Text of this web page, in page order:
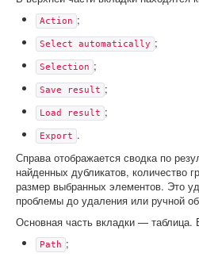
Action ;
Select automatically ;
Selection ;
Save result ;
Load result ;
Export .
Справа отображается сводка по
найденных дубликатов, количество
размер выбранных элементов. Это
проблемы до удаления или ручной
Основная часть вкладки — таблица.
Path ;